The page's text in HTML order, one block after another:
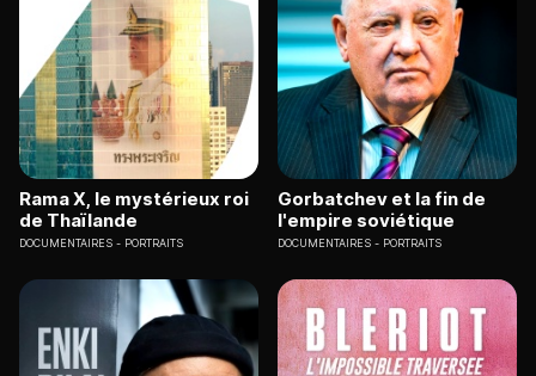
Rama X, le mystérieux roi
de Thaïlande
DOCUMENTAIRES PORTRAITS
Gorbatchev et la fin de
l'empire soviétique
DOCUMENTAIRES PORTRAITS